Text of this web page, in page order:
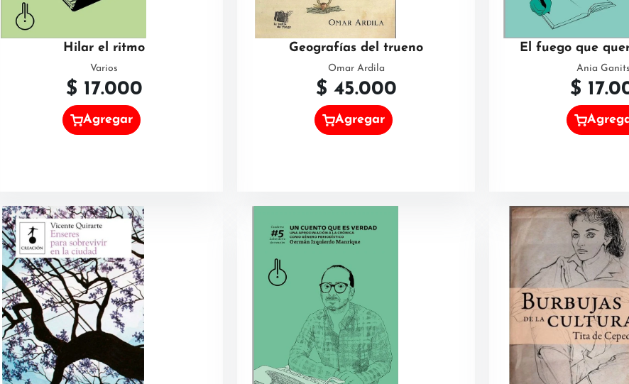
Hilar el ritmo
Varios
$ 17.000
Agregar
Geografías del trueno
Omar Ardila
$ 45.000
Agregar
El fuego que
Ania
$